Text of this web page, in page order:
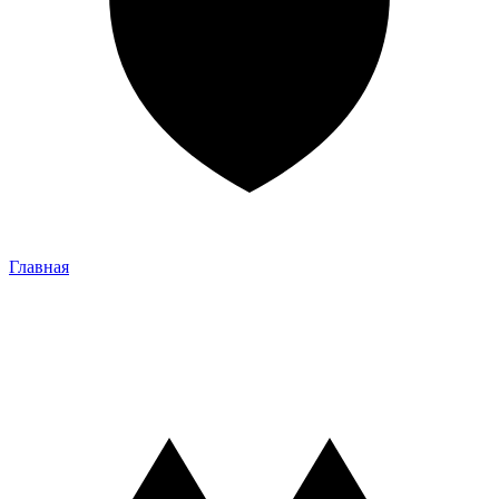
Главная
Главная